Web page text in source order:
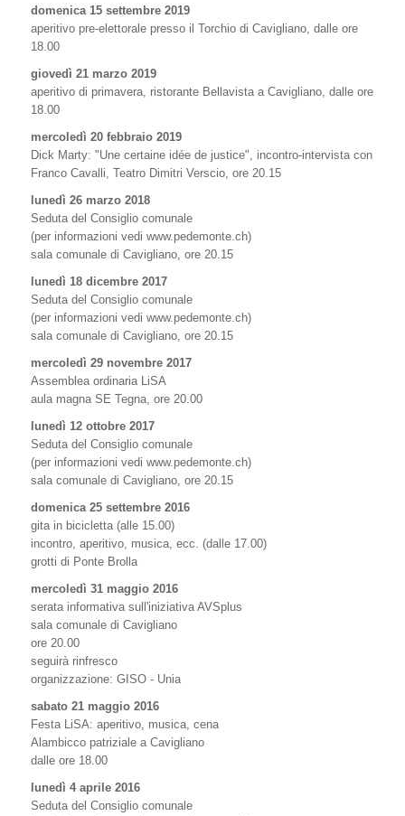
domenica 15 settembre 2019
aperitivo pre-elettorale presso il Torchio di Cavigliano, dalle ore
18.00
giovedì 21 marzo 2019
aperitivo di primavera, ristorante Bellavista a Cavigliano, dalle ore
18.00
mercoledì 20 febbraio 2019
Dick Marty: "Une certaine idée de justice", incontro-intervista con
Franco Cavalli, Teatro Dimitri Verscio, ore 20.15
lunedì 26 marzo 2018
Seduta del Consiglio comunale
(per informazioni vedi www.pedemonte.ch)
sala comunale di Cavigliano, ore 20.15
lunedì 18 dicembre 2017
Seduta del Consiglio comunale
(per informazioni vedi www.pedemonte.ch)
sala comunale di Cavigliano, ore 20.15
mercoledì 29 novembre 2017
Assemblea ordinaria LiSA
aula magna SE Tegna, ore 20.00
lunedì 12 ottobre 2017
Seduta del Consiglio comunale
(per informazioni vedi www.pedemonte.ch)
sala comunale di Cavigliano, ore 20.15
domenica 25 settembre 2016
gita in bicicletta (alle 15.00)
incontro, aperitivo, musica, ecc. (dalle 17.00)
grotti di Ponte Brolla
mercoledì 31 maggio 2016
serata informativa sull'iniziativa AVSplus
sala comunale di Cavigliano
ore 20.00
seguirà rinfresco
organizzazione: GISO - Unia
sabato 21 maggio 2016
Festa LiSA: aperitivo, musica, cena
Alambicco patriziale a Cavigliano
dalle ore 18.00
lunedì 4 aprile 2016
Seduta del Consiglio comunale